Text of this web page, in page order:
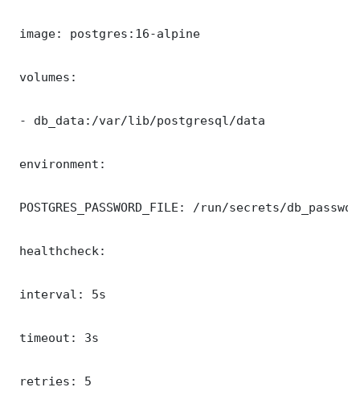
image: postgres:16-alpine
volumes:
- db_data:/var/lib/postgresql/data
environment:
POSTGRES_PASSWORD_FILE: /run/secrets/
healthcheck:
interval: 5s
timeout: 3s
retries: 5